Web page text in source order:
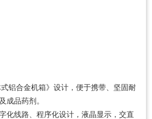
铝合金机箱》设计，便于携带、坚固耐
成品药剂。
化线路、程序化设计，液晶显示，交直